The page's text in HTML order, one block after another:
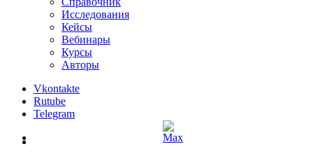
Исследования
Кейсы
Вебинары
Курсы
Авторы
Vkontakte
Rutube
Telegram